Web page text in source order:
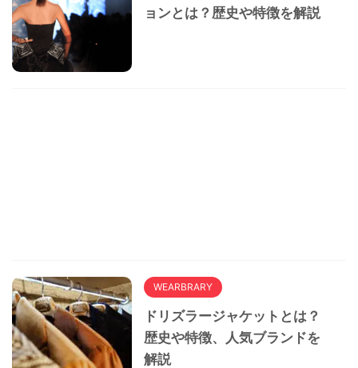
ョンとは？歴史や特徴を解説
WEARBRARY
ドリズラージャケットとは？
歴史や特徴、人気ブランドを
解説